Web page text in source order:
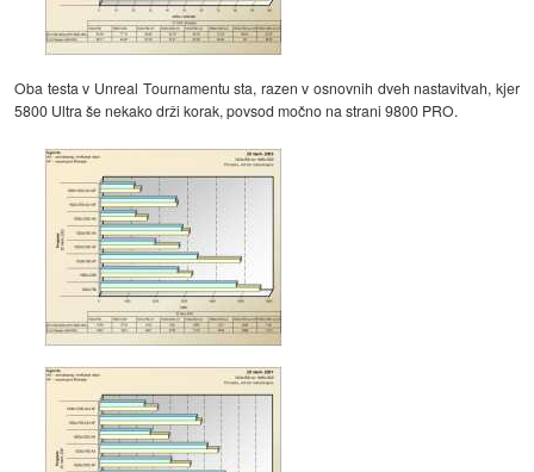
Oba testa v Unreal Tournamentu sta, razen v osnovnih dveh nastavitvah, kjer
5800 Ultra še nekako drži korak, povsod močno na strani 9800 PRO.